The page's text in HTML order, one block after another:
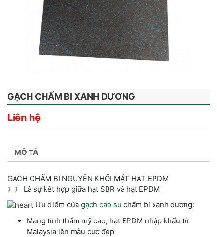
GẠCH CHẤM BI XANH DƯƠNG
Liên hệ
MÔ TẢ
GẠCH CHẤM BI NGUYÊN KHỐI MẶT HẠT EPDM
》》 Là sự kết hợp giữa hạt SBR và hạt EPDM
Ưu điểm của gạch cao su chấm bi xanh dương:
Mang tính thẩm mỹ cao, hạt EPDM nhập khẩu từ
Malaysia lên màu cực đẹp